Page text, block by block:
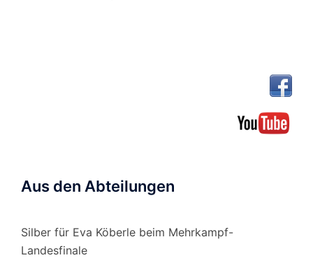
Aus den Abteilungen
Silber für Eva Köberle beim Mehrkampf-
Landesfinale